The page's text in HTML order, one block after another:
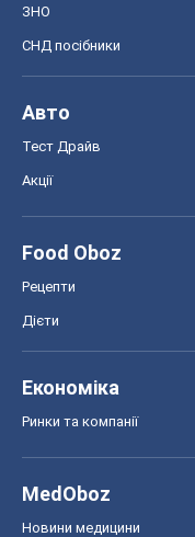
ЗНО
СНД посібники
Авто
Тест Драйв
Акції
Food Oboz
Рецепти
Дієти
Економіка
Ринки та компанії
MedOboz
Новини медицини